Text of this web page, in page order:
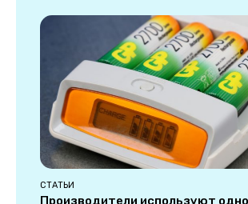
СТАТЬИ
Производители используют